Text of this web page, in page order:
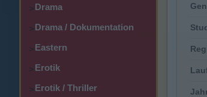
>Drama
>Drama / Dokumentation
>Eastern
>Erotik
>Erotik / Thriller